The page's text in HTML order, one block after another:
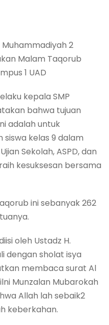
Muhammadiyah 2
Malam Taqorub
1 UAD
kepala SMP
bahwa tujuan
adalah untuk
kelas 9 dalam
Sekolah, ASPD, dan
kesuksesan bersama
ini sebanyak 262
oleh Ustadz H.
dengan sholat isya
membaca surat Al
Munzalan Mubarokah
Allah lah sebaik2
keberkahan.